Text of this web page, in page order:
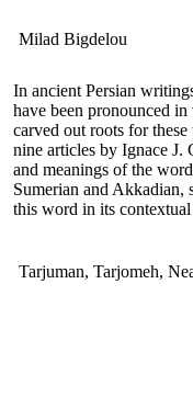
Milad Bigdelou
In ancient Persian
have been pronounced
carved out roots for
nine articles by Ignace J.
and meanings of the
Sumerian and Akkadian,
this word in its
Tarjuman, Tarjomeh,